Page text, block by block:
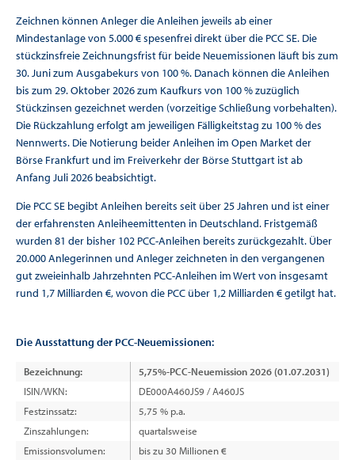
Zeichnen können Anleger die Anleihen jeweils ab einer
Mindestanlage von 5.000 € spesenfrei direkt über die PCC SE. Die
stückzinsfreie Zeichnungsfrist für beide Neuemissionen läuft bis zum
30. Juni zum Ausgabekurs von 100 %. Danach können die Anleihen
bis zum 29. Oktober 2026 zum Kaufkurs von 100 % zuzüglich
Stückzinsen gezeichnet werden (vorzeitige Schließung vorbehalten).
Die Rückzahlung erfolgt am jeweiligen Fälligkeitstag zu 100 % des
Nennwerts. Die Notierung beider Anleihen im Open Market der
Börse Frankfurt und im Freiverkehr der Börse Stuttgart ist ab
Anfang Juli 2026 beabsichtigt.
Die PCC SE begibt Anleihen bereits seit über 25 Jahren und ist einer
der erfahrensten Anleiheemittenten in Deutschland. Fristgemäß
wurden 81 der bisher 102 PCC-Anleihen bereits zurückgezahlt. Über
20.000 Anlegerinnen und Anleger zeichneten in den vergangenen
gut zweieinhalb Jahrzehnten PCC-Anleihen im Wert von insgesamt
rund 1,7 Milliarden €, wovon die PCC über 1,2 Milliarden € getilgt hat.
Die Ausstattung der PCC-Neuemissionen:
Bezeichnung:
5,75%-PCC-Neuemission 2026 (01.07.2031)
ISIN/WKN:
DE000A460JS9 / A460JS
Festzinssatz:
5,75 % p.a.
Zinszahlungen:
quartalsweise
Emissionsvolumen:
bis zu 30 Millionen €